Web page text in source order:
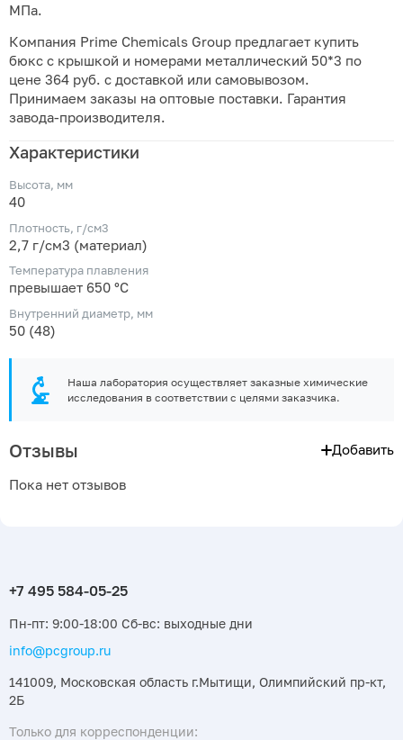
МПа.
Компания Prime Chemicals Group предлагает купить
бюкс с крышкой и номерами металлический 50*3 по
цене 364 руб. с доставкой или самовывозом.
Принимаем заказы на оптовые поставки. Гарантия
завода-производителя.
Характеристики
Высота, мм
40
Плотность, г/см3
2,7 г/см3 (материал)
Температура плавления
превышает 650 °C
Внутренний диаметр, мм
50 (48)
Наша лаборатория осуществляет заказные химические
исследования в соответствии с целями заказчика.
Отзывы Добавить
Пока нет отзывов
Пн-пт: 9:00-18:00 Сб-вс: выходные дни
info@pcgroup.ru
141009, Московская область г.Мытищи, Олимпийский пр-кт,
2Б
Только для корреспонденции: